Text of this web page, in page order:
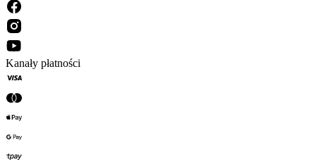
Kanały płatności